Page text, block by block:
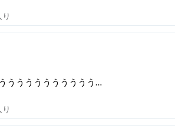
うううううううううう…